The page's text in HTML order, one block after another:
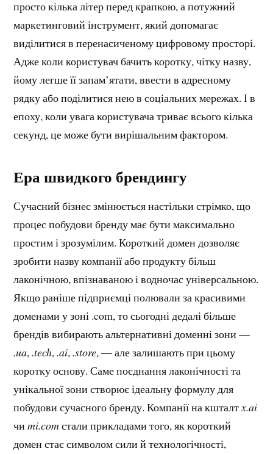
просто кілька літер перед крапкою, а потужний
маркетинговий інструмент, який допомагає
виділитися в перенасиченому цифровому просторі.
Адже коли користувач бачить коротку, чітку назву,
йому легше її запам’ятати, ввести в адресному
рядку або поділитися нею в соціальних мережах. І в
епоху, коли увага користувача триває всього кілька
секунд, це може бути вирішальним фактором.
Ера швидкого брендингу
Сучасний бізнес змінюється настільки стрімко, що
процес побудови бренду має бути максимально
простим і зрозумілим. Короткий домен дозволяє
зробити назву компанії або продукту більш
лаконічною, впізнаваною і водночас універсальною.
Якщо раніше підприємці полювали за красивими
доменами у зоні .com, то сьогодні дедалі більше
брендів вибирають альтернативні доменні зони —
.ua,.tech,.ai,.store, — але залишають при цьому
коротку основу. Саме поєднання лаконічності та
унікальної зони створює ідеальну формулу для
побудови сучасного бренду. Компанії на кшталтx.ai
чиmi.comстали прикладами того, як короткий
домен стає символом сили й технологічності,